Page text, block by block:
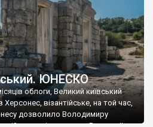
ЮНЕСКО
облоги, Великий київський
візантійське, на той час,
дозволило Володимиру